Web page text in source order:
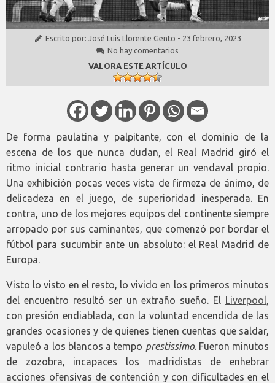
Escrito por: José Luis Llorente Gento - 23 febrero, 2023
No hay comentarios
VALORA ESTE ARTÍCULO
De forma paulatina y palpitante, con el dominio de la
escena de los que nunca dudan, el Real Madrid giró el
ritmo inicial contrario hasta generar un vendaval propio.
Una exhibición pocas veces vista de firmeza de ánimo, de
delicadeza en el juego, de superioridad inesperada. En
contra, uno de los mejores equipos del continente siempre
arropado por sus caminantes, que comenzó por bordar el
fútbol para sucumbir ante un absoluto: el Real Madrid de
Europa.
Visto lo visto en el resto, lo vivido en los primeros minutos
del encuentro resultó ser un extraño sueño. El Liverpool,
con presión endiablada, con la voluntad encendida de las
grandes ocasiones y de quienes tienen cuentas que saldar,
vapuleó a los blancos a tempo prestissimo. Fueron minutos
de zozobra, incapaces los madridistas de enhebrar
acciones ofensivas de contención y con dificultades en el